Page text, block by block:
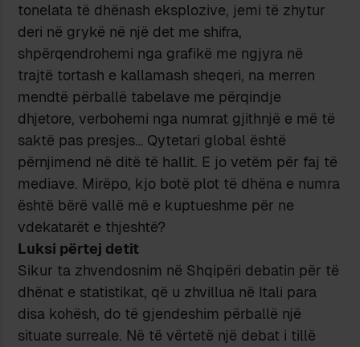
tonelata të dhënash eksplozive, jemi të zhytur
deri në grykë në një det me shifra,
shpërqendrohemi nga grafikë me ngjyra në
trajtë tortash e kallamash sheqeri, na merren
mendtë përballë tabelave me përqindje
dhjetore, verbohemi nga numrat gjithnjë e më të
saktë pas presjes… Qytetari global është
përnjimend në ditë të hallit. E jo vetëm për faj të
mediave. Mirëpo, kjo botë plot të dhëna e numra
është bërë vallë më e kuptueshme për ne
vdekatarët e thjeshtë?
Luksi përtej detit
Sikur ta zhvendosnim në Shqipëri debatin për të
dhënat e statistikat, që u zhvillua në Itali para
disa kohësh, do të gjendeshim përballë një
situate surreale. Në të vërtetë një debat i tillë